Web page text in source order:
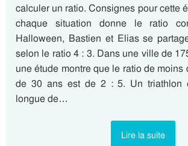
calculer un ratio. Consignes pour cette
chaque situation donne le ratio
Halloween, Bastien et Elias se
selon le ratio 4 : 3. Dans une ville de
une étude montre que le ratio de moins
de 30 ans est de 2 : 5. Un triathlon
longue de…
Lire la suite